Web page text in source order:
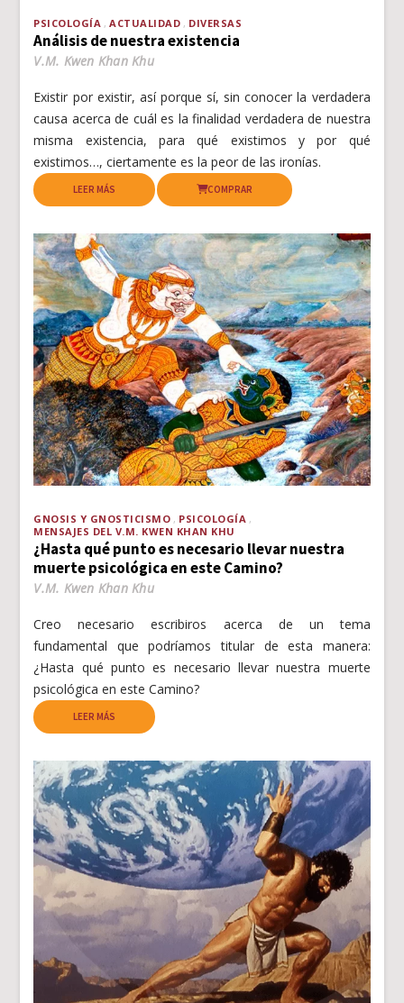
PSICOLOGÍA ACTUALIDAD DIVERSAS
Análisis de nuestra existencia
V.M. Kwen Khan Khu
Existir por existir, así porque sí, sin conocer la verdadera
causa acerca de cuál es la finalidad verdadera de nuestra
misma existencia, para qué existimos y por qué
existimos…, ciertamente es la peor de las ironías.
LEER MÁS COMPRAR
GNOSIS Y GNOSTICISMO
PSICOLOGÍA
MENSAJES DEL V.M. KWEN KHAN KHU
¿Hasta qué punto es necesario llevar nuestra
muerte psicológica en este Camino?
V.M. Kwen Khan Khu
Creo necesario escribiros acerca de un tema
fundamental que podríamos titular de esta manera:
¿Hasta qué punto es necesario llevar nuestra muerte
psicológica en este Camino?
LEER MÁS